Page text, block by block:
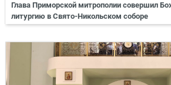
Глава Приморской митрополии совершил
литургию в Свято-Никольском соборе